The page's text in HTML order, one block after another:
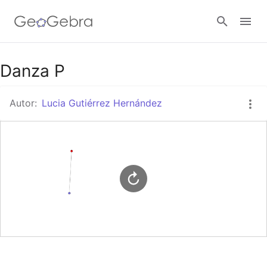
Google Classroom
GeoGebra Classroom
Danza P
Autor: Lucia Gutiérrez Hernández